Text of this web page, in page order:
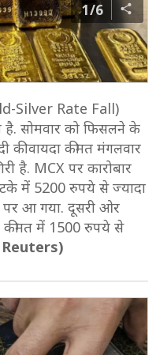
1/6
Silver Rate Fall)
है. सोमवार को फिसलने के
की वायदा कीमत मंगलवार
है. MCX पर कारोबार
में 5200 रुपये से ज्यादा
आ गया. दूसरी ओर
कीमत में 1500 रुपये से